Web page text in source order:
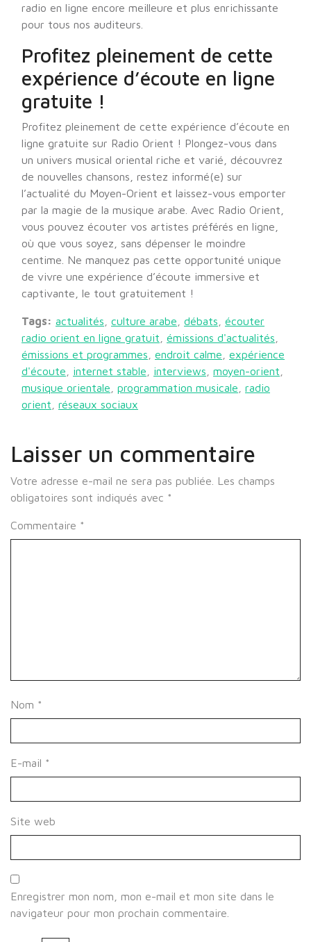
radio en ligne encore meilleure et plus enrichissante
pour tous nos auditeurs.
Profitez pleinement de cette
expérience d’écoute en ligne
gratuite !
Profitez pleinement de cette expérience d’écoute en
ligne gratuite sur Radio Orient ! Plongez-vous dans
un univers musical oriental riche et varié, découvrez
de nouvelles chansons, restez informé(e) sur
l’actualité du Moyen-Orient et laissez-vous emporter
par la magie de la musique arabe. Avec Radio Orient,
vous pouvez écouter vos artistes préférés en ligne,
où que vous soyez, sans dépenser le moindre
centime. Ne manquez pas cette opportunité unique
de vivre une expérience d’écoute immersive et
captivante, le tout gratuitement !
Tags: actualités culture arabe débats
écouter
radio orient en ligne gratuit
émissions d'actualités
émissions et programmes
endroit calme
expérience
d'écoute
internet stable interviews moyen-orient
musique orientale
programmation musicale
radio
orient
réseaux sociaux
Laisser un commentaire
Votre adresse e-mail ne sera pas publiée.
Les champs
obligatoires sont indiqués avec *
Commentaire *
Nom *
E-mail *
Site web
Enregistrer mon nom, mon e-mail et mon site dans le
navigateur pour mon prochain commentaire.